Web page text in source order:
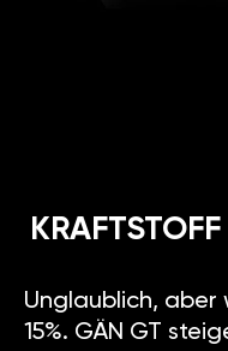
Unglaublich, aber
15%. GÄN GT